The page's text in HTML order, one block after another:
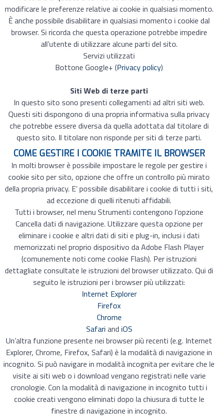
modificare le preferenze relative ai cookie in qualsiasi momento.
È anche possibile disabilitare in qualsiasi momento i cookie dal
browser. Si ricorda che questa operazione potrebbe impedire
all’utente di utilizzare alcune parti del sito.
Servizi utilizzati
Bottone Google+ (Privacy policy)
Siti Web di terze parti
In questo sito sono presenti collegamenti ad altri siti web.
Questi siti dispongono di una propria informativa sulla privacy
che potrebbe essere diversa da quella adottata dal titolare di
questo sito. Il titolare non risponde per siti di terze parti.
COME GESTIRE I COOKIE TRAMITE IL BROWSER
In molti browser è possibile impostare le regole per gestire i
cookie sito per sito, opzione che offre un controllo più mirato
della propria privacy. E’ possibile disabilitare i cookie di tutti i siti,
ad eccezione di quelli ritenuti affidabili.
Tutti i browser, nel menu Strumenti contengono l’opzione
Cancella dati di navigazione. Utilizzare questa opzione per
eliminare i cookie e altri dati di siti e plug-in, inclusi i dati
memorizzati nel proprio dispositivo da Adobe Flash Player
(comunemente noti come cookie Flash). Per istruzioni
dettagliate consultate le istruzioni del browser utilizzato. Qui di
seguito le istruzioni per i browser più utilizzati:
Internet Explorer
Firefox
Chrome
Safari and iOS
Un’altra funzione presente nei browser più recenti (e.g. Internet
Explorer, Chrome, Firefox, Safari) è la modalità di navigazione in
incognito. Si può navigare in modalità incognita per evitare che le
visite ai siti web o i download vengano registrati nelle varie
cronologie. Con la modalità di navigazione in incognito tutti i
cookie creati vengono eliminati dopo la chiusura di tutte le
finestre di navigazione in incognito.